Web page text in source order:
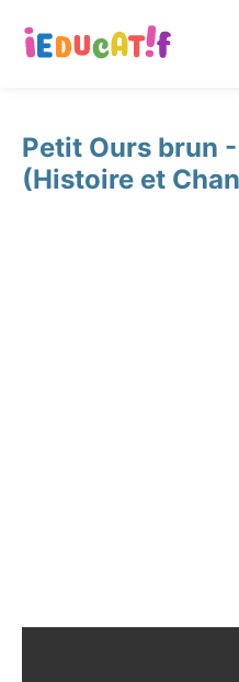
Petit Ours brun
(Histoire et